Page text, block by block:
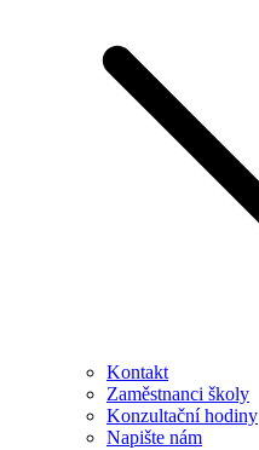
Kontakt
Zaměstnanci školy
Konzultační hodiny
Napište nám